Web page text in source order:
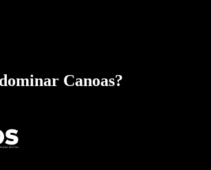
Canoas?